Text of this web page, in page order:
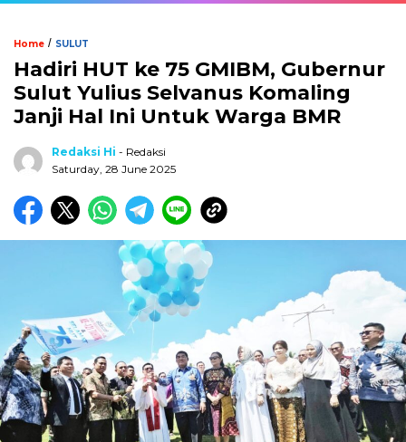
Home / SULUT
Hadiri HUT ke 75 GMIBM, Gubernur
Sulut Yulius Selvanus Komaling
Janji Hal Ini Untuk Warga BMR
Redaksi Hi - Redaksi
Saturday, 28 June 2025